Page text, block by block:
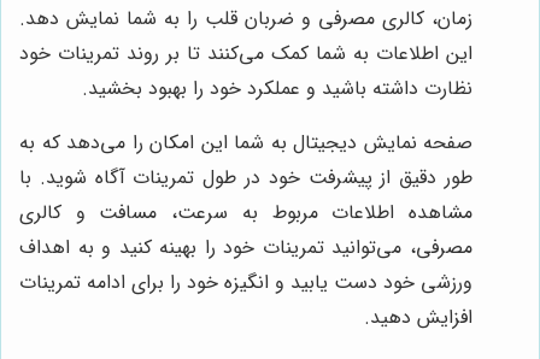
زمان، کالری مصرفی و ضربان قلب را به شما نمایش دهد.
این اطلاعات به شما کمک می‌کنند تا بر روند تمرینات خود
نظارت داشته باشید و عملکرد خود را بهبود بخشید.
صفحه نمایش دیجیتال به شما این امکان را می‌دهد که به
طور دقیق از پیشرفت خود در طول تمرینات آگاه شوید. با
مشاهده اطلاعات مربوط به سرعت، مسافت و کالری
مصرفی، می‌توانید تمرینات خود را بهینه کنید و به اهداف
ورزشی خود دست یابید و انگیزه خود را برای ادامه تمرینات
افزایش دهید.